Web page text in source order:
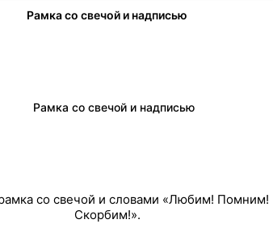
Рамка со свечой и надписью
со свечой и словами «Любим! Помним!
Скорбим!».